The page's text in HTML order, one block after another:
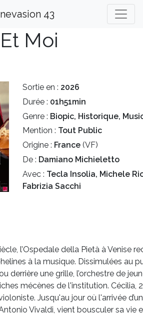
43
Moi
Sortie en : 2026
Durée : 01h51min
Genre : Biopic, Historique,
Mention : Tout Public
Origine : France (VF)
De : Damiano Michieletto
Avec : Tecla Insolia, Michele
Fabrizia Sacchi
l’Ospedale della Pietà à Venise
à la musique. Dissimulées au
derrière une grille, l’orchestre de
mécènes de l'institution. Cécilia,
Jusqu'au jour où l'arrivée
Vivaldi, vient bousculer sa vie